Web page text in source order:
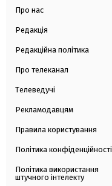
Про нас
Редакція
Редакційна політика
Про телеканал
Телеведучі
Рекламодавцям
Правила користування
Політика конфіденційності
Політика використання
штучного інтелекту